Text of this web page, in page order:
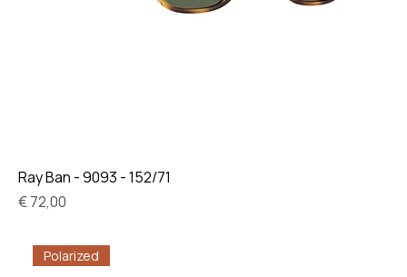
Ray Ban - 9093 - 152/71
Prijs
€ 72,00
Polarized